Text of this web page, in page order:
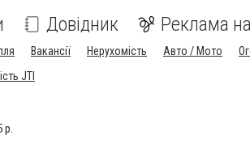
Довідник Реклама
Вакансії Нерухомість Авто / Мото
JTI
р.